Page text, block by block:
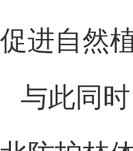
促进自然
与此同